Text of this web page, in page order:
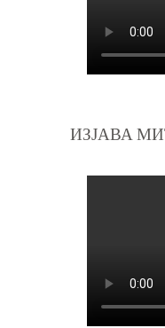
ИЗЈАВА